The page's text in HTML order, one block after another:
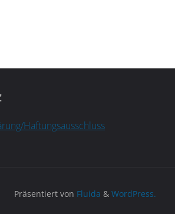
Haftungsausschluss
Präsentiert von Fluida & WordPress.